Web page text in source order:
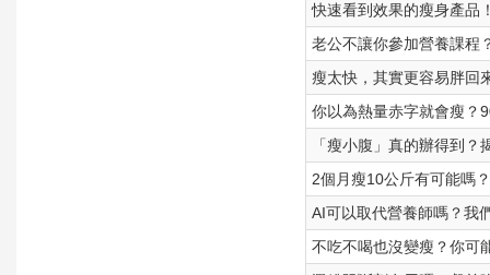
快速看到效果的瘦身產品
老公不讓你參加營養課程
瘦太快，其實更容易胖回
你以為熱量赤字就會瘦？
「瘦小腹」真的辦得到？
2個月瘦10公斤有可能嗎
AI可以取代營養師嗎？我
不吃不喝也沒變瘦？你可